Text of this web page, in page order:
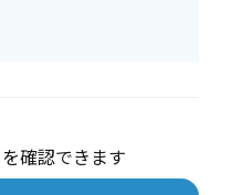
確認できます